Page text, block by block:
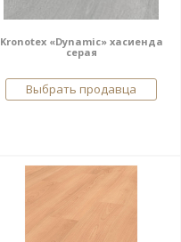
Kronotex «Dynamic» хасиенда
серая
Выбрать продавца